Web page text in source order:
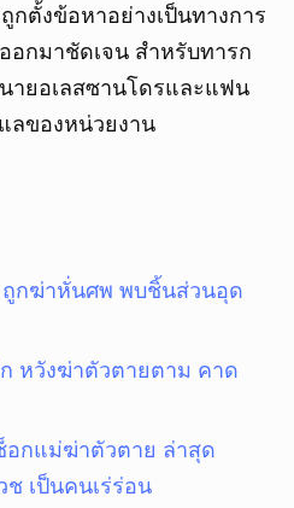
ตั้งข้อหาอย่างเป็นทางการ
กมาชัดเจน สำหรับทารก
ายอเลสซานโดรและแฟน
ลของหน่วยงาน
ถูกฆ่าหั่นศพ พบชิ้นส่วนอุด
หวังฆ่าตัวตายตาม คาด
อกแม่ฆ่าตัวตาย ล่าสุด
เป็นคนเร่ร่อน